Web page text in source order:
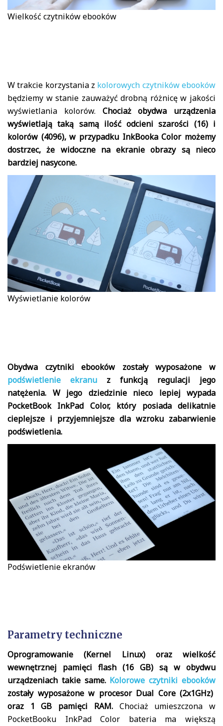
Wielkość czytników ebooków
W trakcie korzystania z kolorowych czytników ebooków
będziemy w stanie zauważyć drobną różnicę w jakości
wyświetlania kolorów. Chociaż obydwa urządzenia
wyświetlają taką samą ilość odcieni szarości (16) i
kolorów (4096), w przypadku InkBooka Color możemy
dostrzec, że widoczne na ekranie obrazy są nieco
bardziej nasycone.
Wyświetlanie kolorów
Obydwa czytniki ebooków zostały wyposażone w
podświetlenie ekranu z funkcją regulacji jego
natężenia. W jego dziedzinie nieco lepiej wypada
PocketBook InkPad Color, który posiada delikatnie
cieplejsze i przyjemniejsze dla wzroku zabarwienie
podświetlenia.
Podświetlenie ekranów
Parametry techniczne
Oprogramowanie (Kernel Linux) oraz wielkość
wewnętrznej pamięci flash (16 GB) są w obydwu
urządzeniach takie same. Kolorowe czytniki ebooków
zostały wyposażone w procesor Dual Core (2x1GHz)
oraz 1 GB pamięci RAM.Chociaż umieszczona w
PocketBooku InkPad Color bateria ma większą